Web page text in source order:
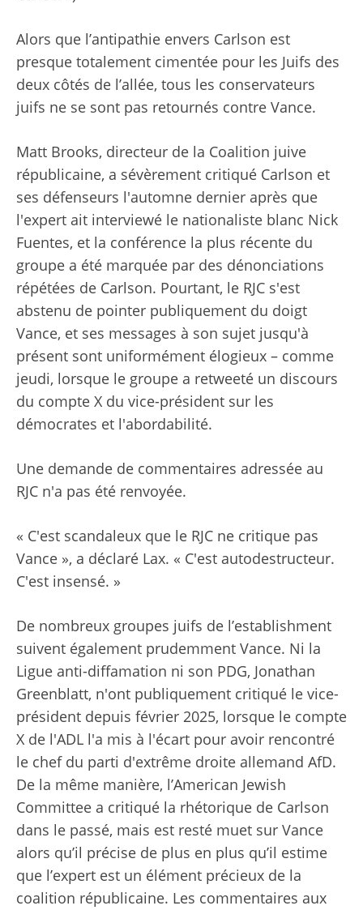
Alors que l’antipathie envers Carlson est
presque totalement cimentée pour les Juifs des
deux côtés de l’allée, tous les conservateurs
juifs ne se sont pas retournés contre Vance.
Matt Brooks, directeur de la Coalition juive
républicaine, a sévèrement critiqué Carlson et
ses défenseurs l'automne dernier après que
l'expert ait interviewé le nationaliste blanc Nick
Fuentes, et la conférence la plus récente du
groupe a été marquée par des dénonciations
répétées de Carlson. Pourtant, le RJC s'est
abstenu de pointer publiquement du doigt
Vance, et ses messages à son sujet jusqu'à
présent sont uniformément élogieux – comme
jeudi, lorsque le groupe a retweeté un discours
du compte X du vice-président sur les
démocrates et l'abordabilité.
Une demande de commentaires adressée au
RJC n'a pas été renvoyée.
« C'est scandaleux que le RJC ne critique pas
Vance », a déclaré Lax. « C'est autodestructeur.
C'est insensé. »
De nombreux groupes juifs de l’establishment
suivent également prudemment Vance. Ni la
Ligue anti-diffamation ni son PDG, Jonathan
Greenblatt, n'ont publiquement critiqué le vice-
président depuis février 2025, lorsque le compte
X de l'ADL l'a mis à l'écart pour avoir rencontré
le chef du parti d'extrême droite allemand AfD.
De la même manière, l’American Jewish
Committee a critiqué la rhétorique de Carlson
dans le passé, mais est resté muet sur Vance
alors qu’il précise de plus en plus qu’il estime
que l’expert est un élément précieux de la
coalition républicaine. Les commentaires aux